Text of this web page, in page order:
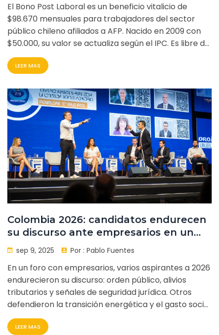
El Bono Post Laboral es un beneficio vitalicio de
$98.670 mensuales para trabajadores del sector
público chileno afiliados a AFP. Nacido en 2009 con
$50.000, su valor se actualiza según el IPC. Es libre de
impuestos, no constituye salario y se paga junto a la
pensión. Solo pueden solicitarlo quienes cumplan
servicio.
LEER MAS
Colombia 2026: candidatos endurecen
su discurso ante empresarios en un
foro clave
sep 9, 2025 Por : Pablo Fuentes
En un foro con empresarios, varios aspirantes a 2026
endurecieron su discurso: orden público, alivios
tributarios y señales de seguridad jurídica. Otros
defendieron la transición energética y el gasto social
con números. La relación con el Gobierno actual
marcó el tono. Aquí van las claves, las promesas y lo
LEER MAS